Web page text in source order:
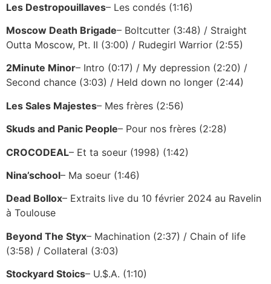
Les Destropouillaves– Les condés (1:16)
Moscow Death Brigade– Boltcutter (3:48) / Straight
Outta Moscow, Pt. II (3:00) / Rudegirl Warrior (2:55)
2Minute Minor– Intro (0:17) / My depression (2:20) /
Second chance (3:03) / Held down no longer (2:44)
Les Sales Majestes– Mes frères (2:56)
Skuds and Panic People– Pour nos frères (2:28)
CROCODEAL– Et ta soeur (1998) (1:42)
Nina’school– Ma soeur (1:46)
Dead Bollox– Extraits live du 10 février 2024 au Ravelin
à Toulouse
Beyond The Styx– Machination (2:37) / Chain of life
(3:58) / Collateral (3:03)
Stockyard Stoics– U.$.A. (1:10)